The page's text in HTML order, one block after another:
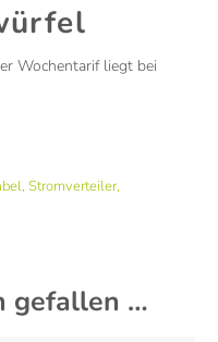
Wochentarif liegt bei
Stromverteiler,
gefallen …